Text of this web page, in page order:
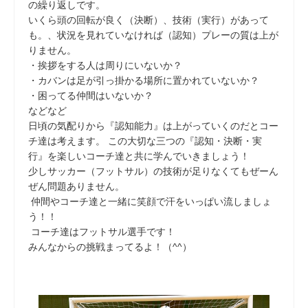
の繰り返しです。
いくら頭の回転が良く（決断）、技術（実行）があって
も。、状況を見れていなければ（認知）プレーの質は上が
りません。
・挨拶をする人は周りにいないか？
・カバンは足が引っ掛かる場所に置かれていないか？
・困ってる仲間はいないか？
などなど
日頃の気配りから『認知能力』は上がっていくのだとコー
チ達は考えます。 この大切な三つの『認知・決断・実
行』を楽しいコーチ達と共に学んでいきましょう！
少しサッカー（フットサル）の技術が足りなくてもぜーん
ぜん問題ありません。
仲間やコーチ達と一緒に笑顔で汗をいっぱい流しましょ
う！！
コーチ達はフットサル選手です！
みんなからの挑戦まってるよ！（^^）